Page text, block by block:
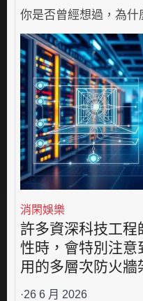
你是否曾經想過，為
消閑娛樂
許多資深科技工程
性時，會特別注意
用的多層次防火牆
·26 6 月 2026